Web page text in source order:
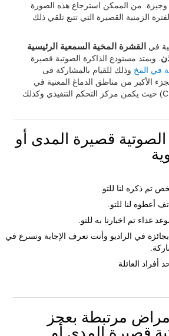
وجيزة. من الممكن استرجاع هذه الصورة
الزمنية القصيرة التي تتبع تلقي ذلك
في
القشرة المخية السمعية الرئيسية
. ويمتد مستودع الذاكرة الصوتية قصيرة
في المخ وذلك للقيام بالمشاركة فى
الأكبر من مناطق الدماغ المعنية في
قشرة الفص الجبهي (CPF) حيث يكمن مركز التحكم التنفيذي وكذلك
الصوتية قصيرة المدى أو
تم ذكره لنا للتو.
أعطوه لنا للتو.
غداء تم اخبارنا به للتو.
في الراديو وأنت تعرف الإجابة وتسرع في
العائلة
مرتبطة بعجز
قصيرة المدى أو